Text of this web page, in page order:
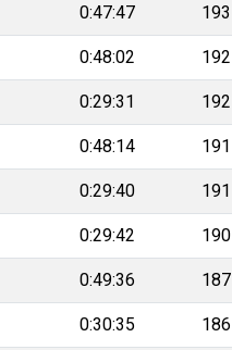
0:47:47 193
0:48:02 192
0:29:31 192
0:48:14 191
0:29:40 191
0:29:42 190
0:49:36 187
0:30:35 186